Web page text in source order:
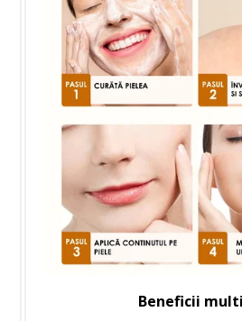
Beneficii